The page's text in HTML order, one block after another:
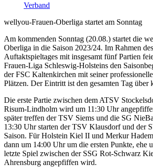
Verband
wellyou-Frauen-Oberliga startet am Sonntag
Am kommenden Sonntag (20.08.) startet die
Oberliga in die Saison 2023/24. Im Rahmen
Auftaktspieltages mit insgesamt fünf Partien
Frauen-Liga Schleswig-Holsteins den
der FSC Kaltenkirchen mit seiner
Plätzen. Der Eintritt ist den gesamten Tag über
Die erste Partie zwischen dem ATSV
Risum-Lindholm wird um 11:30 Uhr
später treffen der TSV Siems und die SG
13:30 Uhr starten der TSV Klausdorf und der
Saison. Für Holstein Kiel II und Merkur
dann um 14:00 Uhr um die ersten Punkte, ehe
letzte Spiel zwischen der SSG Rot-Schwarz
Ahrensburg angepfiffen wird.